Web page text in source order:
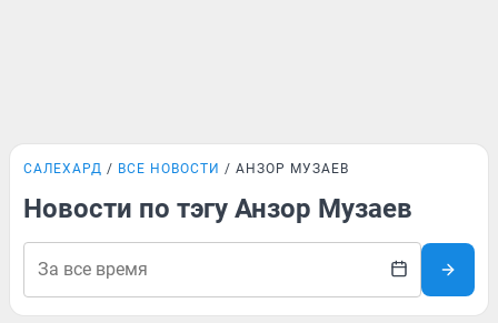
САЛЕХАРД ВСЕ НОВОСТИ АНЗОР МУЗАЕВ
Новости по тэгу Анзор Музаев